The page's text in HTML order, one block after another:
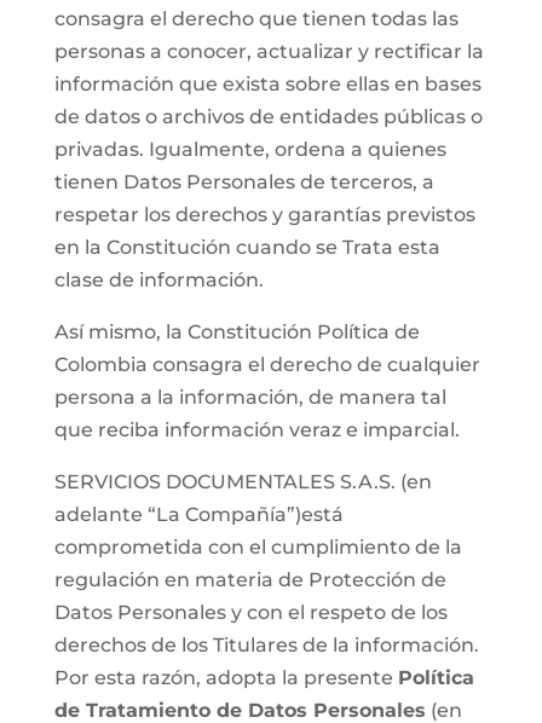
consagra el derecho que tienen todas las
personas a conocer, actualizar y rectificar la
información que exista sobre ellas en bases
de datos o archivos de entidades públicas o
privadas. Igualmente, ordena a quienes
tienen Datos Personales de terceros, a
respetar los derechos y garantías previstos
en la Constitución cuando se Trata esta
clase de información.
Así mismo, la Constitución Política de
Colombia consagra el derecho de cualquier
persona a la información, de manera tal
que reciba información veraz e imparcial.
SERVICIOS DOCUMENTALES S.A.S. (en
adelante “La Compañía”)está
comprometida con el cumplimiento de la
regulación en materia de Protección de
Datos Personales y con el respeto de los
derechos de los Titulares de la información.
Por esta razón, adopta la presente Política
de Tratamiento de Datos Personales (en